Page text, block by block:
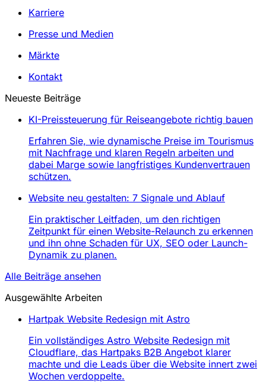
Karriere
Presse und Medien
Märkte
Kontakt
Neueste Beiträge
KI-Preissteuerung für Reiseangebote richtig bauen
Erfahren Sie, wie dynamische Preise im Tourismus
mit Nachfrage und klaren Regeln arbeiten und
dabei Marge sowie langfristiges Kundenvertrauen
schützen.
Website neu gestalten: 7 Signale und Ablauf
Ein praktischer Leitfaden, um den richtigen
Zeitpunkt für einen Website-Relaunch zu erkennen
und ihn ohne Schaden für UX, SEO oder Launch-
Dynamik zu planen.
Alle Beiträge ansehen
Ausgewählte Arbeiten
Hartpak Website Redesign mit Astro
Ein vollständiges Astro Website Redesign mit
Cloudflare, das Hartpaks B2B Angebot klarer
machte und die Leads über die Website innert zwei
Wochen verdoppelte.